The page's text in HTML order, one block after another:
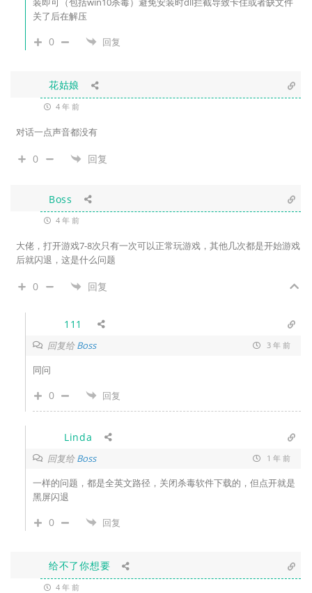
关了后在解压
0 回复
花姑娘
4 年 前
对话一点声音都没有
0 回复
Boss
4 年 前
大佬，打开游戏7-8次只有一次可以正常玩游戏，其他几次都是开始游戏
后就闪退，这是什么问题
0 回复
111
回复给Boss 3 年 前
同问
0 回复
Linda
回复给Boss 1 年 前
一样的问题，都是全英文路径，关闭杀毒软件下载的，但点开就是
黑屏闪退
0 回复
给不了你想要
4 年 前